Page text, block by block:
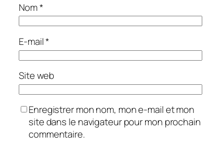
Nom*
E-mail*
Site web
Enregistrer mon nom, mon e-mail et mon
site dans le navigateur pour mon prochain
commentaire.